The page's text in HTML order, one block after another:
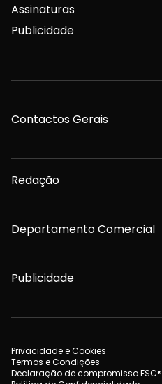
Assinaturas
Publicidade
Contactos Gerais
Redação
Departamento Comercial
Publicidade
Privacidade e Cookies
Termos e Condições
Declaração de compromisso FSC®